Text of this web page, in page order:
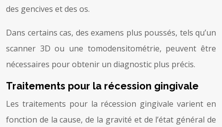
des gencives et des os.
Dans certains cas, des examens plus poussés, tels qu’un
scanner 3D ou une tomodensitométrie, peuvent être
nécessaires pour obtenir un diagnostic plus précis.
Traitements pour la récession gingivale
Les traitements pour la récession gingivale varient en
fonction de la cause, de la gravité et de l’état général de